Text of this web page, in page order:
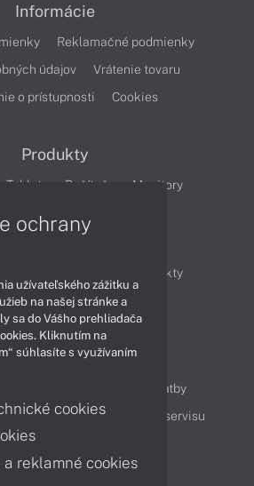
Informácie
Reklamačné podmienky
údajov
Vrátenie tovaru
o prístupnosti
Cookies
Produkty
Tablety Počítače Monitory
Produkty
Videá
Obsah
Možnosti doručenia a platby
Servisné služby Cenník servisu
Kontakty
ochrany
užívateľského zážitku a
na našej stránke a
sa do Vášho prehliadača
Kliknutím na
súhlasíte s využívaním
cookies
reklamné cookies